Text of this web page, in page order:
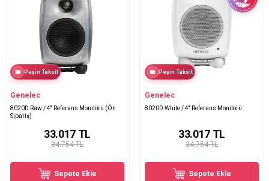
Peşin Taksit
Genelec
8020D Raw / 4′′ Referans Monitörü (Ön
Sipariş)
34.754 TL
33.017TL
Sepete Ekle
Peşin Taksit
Genelec
8020D White / 4'' Referans Monitörü
34.754 TL
33.017TL
Sepete Ekle